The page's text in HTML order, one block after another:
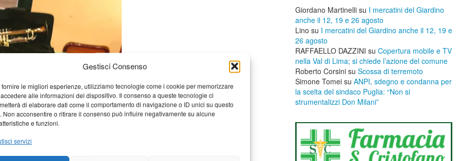
Gestisci Consenso
fornire le migliori esperienze, utilizziamo tecnologie come i cookie per memorizzare
alle informazioni del dispositivo. Il consenso a queste tecnologie ci
di elaborare dati come il comportamento di navigazione o ID unici su questo
Non acconsentire o ritirare il consenso può influire negativamente su alcune
e funzioni.
servizi
Giordano Martinelli su I mercatini del Giardino
anche il 12, 19 e 26 agosto
Lino su I mercatini del Giardino anche il 12, 19 e
26 agosto
RAFFAELLO DAZZINI su ​Copertura mobile e TV
nella Val di Lima; si chiede l’azione del comune
Roberto Corsini su Scossa di terremoto
Simone Tomei su ANPI, sdegno e condanna per
la scelta del sindaco Puglia: “Non si
strumentalizzi Don Milani”